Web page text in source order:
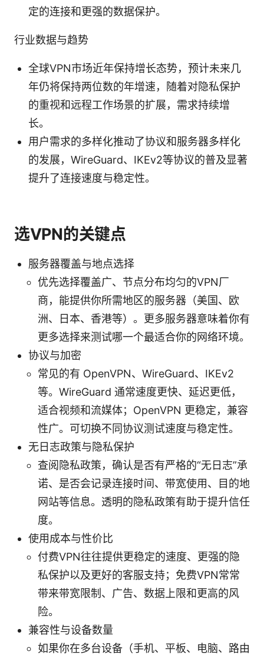
定的连接和更强的数据保护。
行业数据与趋势
全球VPN市场近年保持增长态势，预计未来几
年仍将保持两位数的年增速，随着对隐私保护
的重视和远程工作场景的扩展，需求持续增
长。
用户需求的多样化推动了协议和服务器多样化
的发展，WireGuard、IKEv2等协议的普及显著
提升了连接速度与稳定性。
选VPN的关键点
服务器覆盖与地点选择
优先选择覆盖广、节点分布均匀的VPN厂
商，能提供你所需地区的服务器（美国、欧
洲、日本、香港等）。更多服务器意味着你有
更多选择来测试哪一个最适合你的网络环境。
协议与加密
常见的有 OpenVPN、WireGuard、IKEv2
等。WireGuard 通常速度更快、延迟更低，
适合视频和流媒体；OpenVPN 更稳定，兼容
性广。可切换不同协议测试速度与稳定性。
无日志政策与隐私保护
查阅隐私政策，确认是否有严格的“无日志”承
诺、是否会记录连接时间、带宽使用、目的地
网站等信息。透明的隐私政策有助于提升信任
度。
使用成本与性价比
付费VPN往往提供更稳定的速度、更强的隐
私保护以及更好的客服支持；免费VPN常常
带来带宽限制、广告、数据上限和更高的风
险。
兼容性与设备数量
如果你在多台设备（手机、平板、电脑、路由